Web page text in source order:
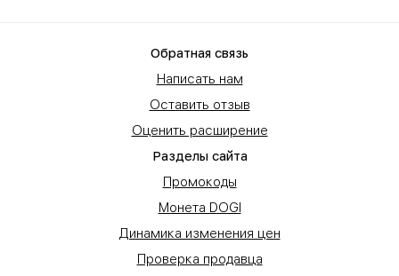
Обратная связь
Написать нам
Оставить отзыв
Оценить расширение
Разделы сайта
Промокоды
Монета DOGI
Динамика изменения цен
Проверка продавца